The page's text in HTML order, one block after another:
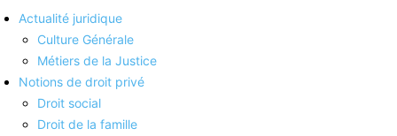
Savoirs juridiques
Actualité juridique
Culture Générale
Métiers de la Justice
Notions de droit privé
Droit social
Droit de la famille